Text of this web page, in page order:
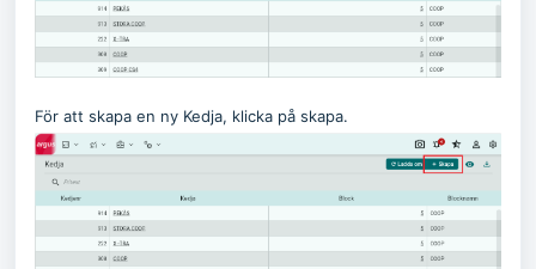
För att skapa en ny Kedja, klicka på skapa.